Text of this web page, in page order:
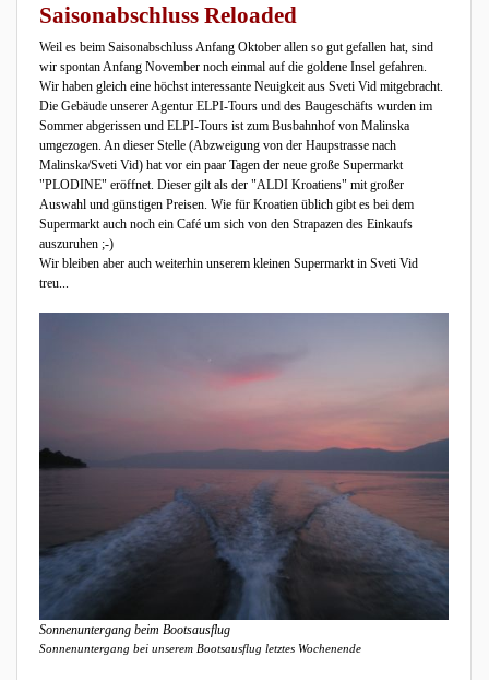
Saisonabschluss Reloaded
Weil es beim Saisonabschluss Anfang Oktober allen so gut gefallen hat, sind
wir spontan Anfang November noch einmal auf die goldene Insel gefahren.
Wir haben gleich eine höchst interessante Neuigkeit aus Sveti Vid mitgebracht.
Die Gebäude unserer Agentur ELPI-Tours und des Baugeschäfts wurden im
Sommer abgerissen und ELPI-Tours ist zum Busbahnhof von Malinska
umgezogen. An dieser Stelle (Abzweigung von der Haupstrasse nach
Malinska/Sveti Vid) hat vor ein paar Tagen der neue große Supermarkt
"PLODINE" eröffnet. Dieser gilt als der "ALDI Kroatiens" mit großer
Auswahl und günstigen Preisen. Wie für Kroatien üblich gibt es bei dem
Supermarkt auch noch ein Café um sich von den Strapazen des Einkaufs
auszuruhen ;-)
Wir bleiben aber auch weiterhin unserem kleinen Supermarkt in Sveti Vid
treu...
Sonnenuntergang beim Bootsausflug
Sonnenuntergang bei unserem Bootsausflug letztes Wochenende